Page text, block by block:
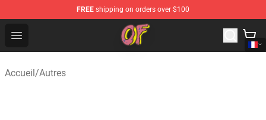
FREE shipping on orders over $100
Open menu
Odd Future Shop - Official Odd Future Merchandise Store
Accueil/Autres